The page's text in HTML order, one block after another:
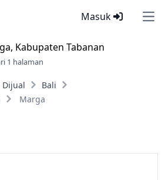
Masuk
Kabupaten Tabanan
1 halaman
Dijual
Bali
Marga